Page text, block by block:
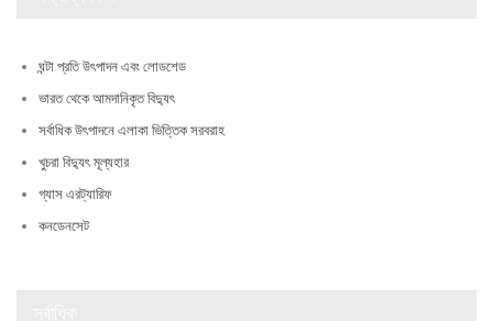
ঘন্টা প্রতি উৎপাদন এবং লোডশেড
ভারত থেকে আমদানিকৃত বিদ্যুৎ
সর্বাধিক উৎপাদনে এলাকা ভিত্তিক সরবরাহ
খুচরা বিদ্যুৎ মূল্যহার
গ্যাস এরট্যারিফ
কনডেনসেট